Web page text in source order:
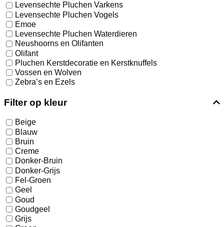
Levensechte Pluchen Varkens
Levensechte Pluchen Vogels
Emoe
Levensechte Pluchen Waterdieren
Neushoorns en Olifanten
Olifant
Pluchen Kerstdecoratie en Kerstknuffels
Vossen en Wolven
Zebra’s en Ezels
Filter op kleur
Beige
Blauw
Bruin
Creme
Donker-Bruin
Donker-Grijs
Fel-Groen
Geel
Goud
Goudgeel
Grijs